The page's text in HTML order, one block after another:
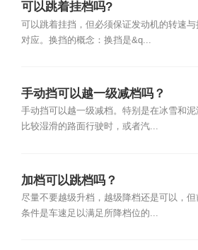
可以跳着挂档吗?
可以跳着挂挡，但必须保证发动机的转速与
对应。换挡的概念：换挡是&q...
手动挡可以越一级减档吗？
手动挡可以越一级减档。特别是在冰雪和泥
比较湿滑的路面行驶时，或者汽...
加档可以跳档吗？
尽量不要越级升档，越级降档还是可以，但
条件是车速足以满足所降档位的...